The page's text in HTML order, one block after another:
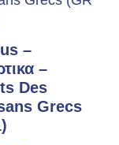
–
–
Des
Grecs